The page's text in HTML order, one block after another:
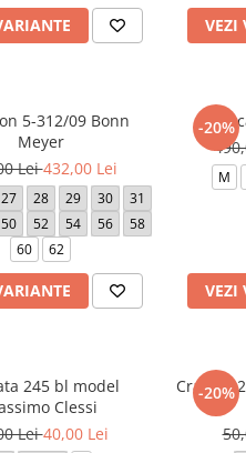
VEZI
5-312/09 Bonn
Meyer
Lei432,00 Lei
27 28 29 30
31
50 52 54 56
58
60
62
-20%
M
VEZI
245 bl model
Clessi
Lei40,00 Lei
-20%
Cravata